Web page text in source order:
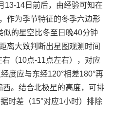
13-14日前后，由经验可知在
作为季节特征的冬季六边形
的星空比冬至日晚40分钟
离大致判断出星图观测时间
（10点-11点左右），对应
度应与东经120°相差180°再
。结合北极星的高度，可排
时差（15°对应1小时）排除